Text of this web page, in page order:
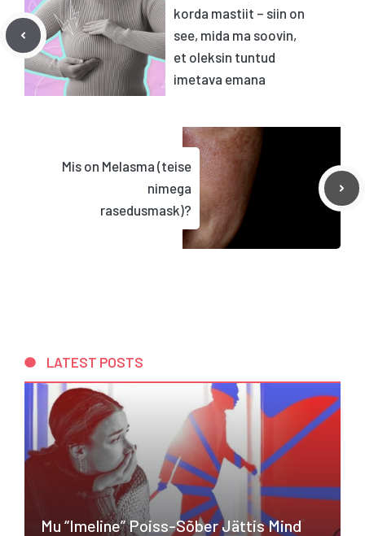
korda mastiit – siin on
see, mida ma soovin,
et oleksin tuntud
imetava emana
Mis on Melasma (teise
nimega
rasedusmask)?
LATEST POSTS
Mu “imeline” Poiss-Sõber Jättis Mind